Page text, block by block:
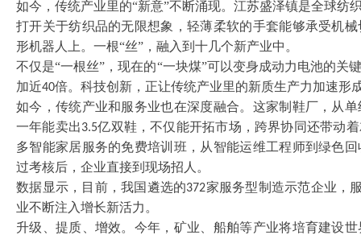
如今，传统产业里的“新意”不断涌现。江苏盛泽镇是全球纺
打开关于纺织品的无限想象，轻薄柔软的手套能够承受机
形机器人上。一根“丝”，融入到十几个新产业中。
不仅是“一根丝”，现在的“一块煤”可以变身成动力电池的关
加近40倍。科技创新，正让传统产业里的新质生产力加速形
如今，传统产业和服务业也在深度融合。这家制鞋厂，从
一年能卖出3.5亿双鞋，不仅能开拓市场，跨界协同还带动
多智能家居服务的免费培训班，从智能运维工程师到绿色
过考核后，企业直接到现场招人。
数据显示，目前，我国遴选的372家服务型制造示范企业，
业不断注入增长新活力。
升级、提质、增效。今年，矿业、船舶等产业将培育建设